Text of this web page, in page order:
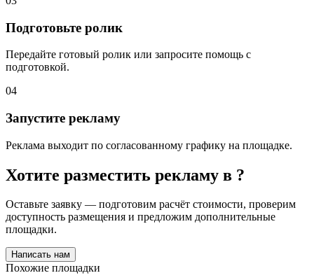
Подготовьте ролик
Передайте готовый ролик или запросите помощь с
подготовкой.
04
Запустите рекламу
Реклама выходит по согласованному графику на площадке.
Хотите разместить рекламу в ?
Оставьте заявку — подготовим расчёт стоимости, проверим
доступность размещения и предложим дополнительные
площадки.
Написать нам
Похожие площадки